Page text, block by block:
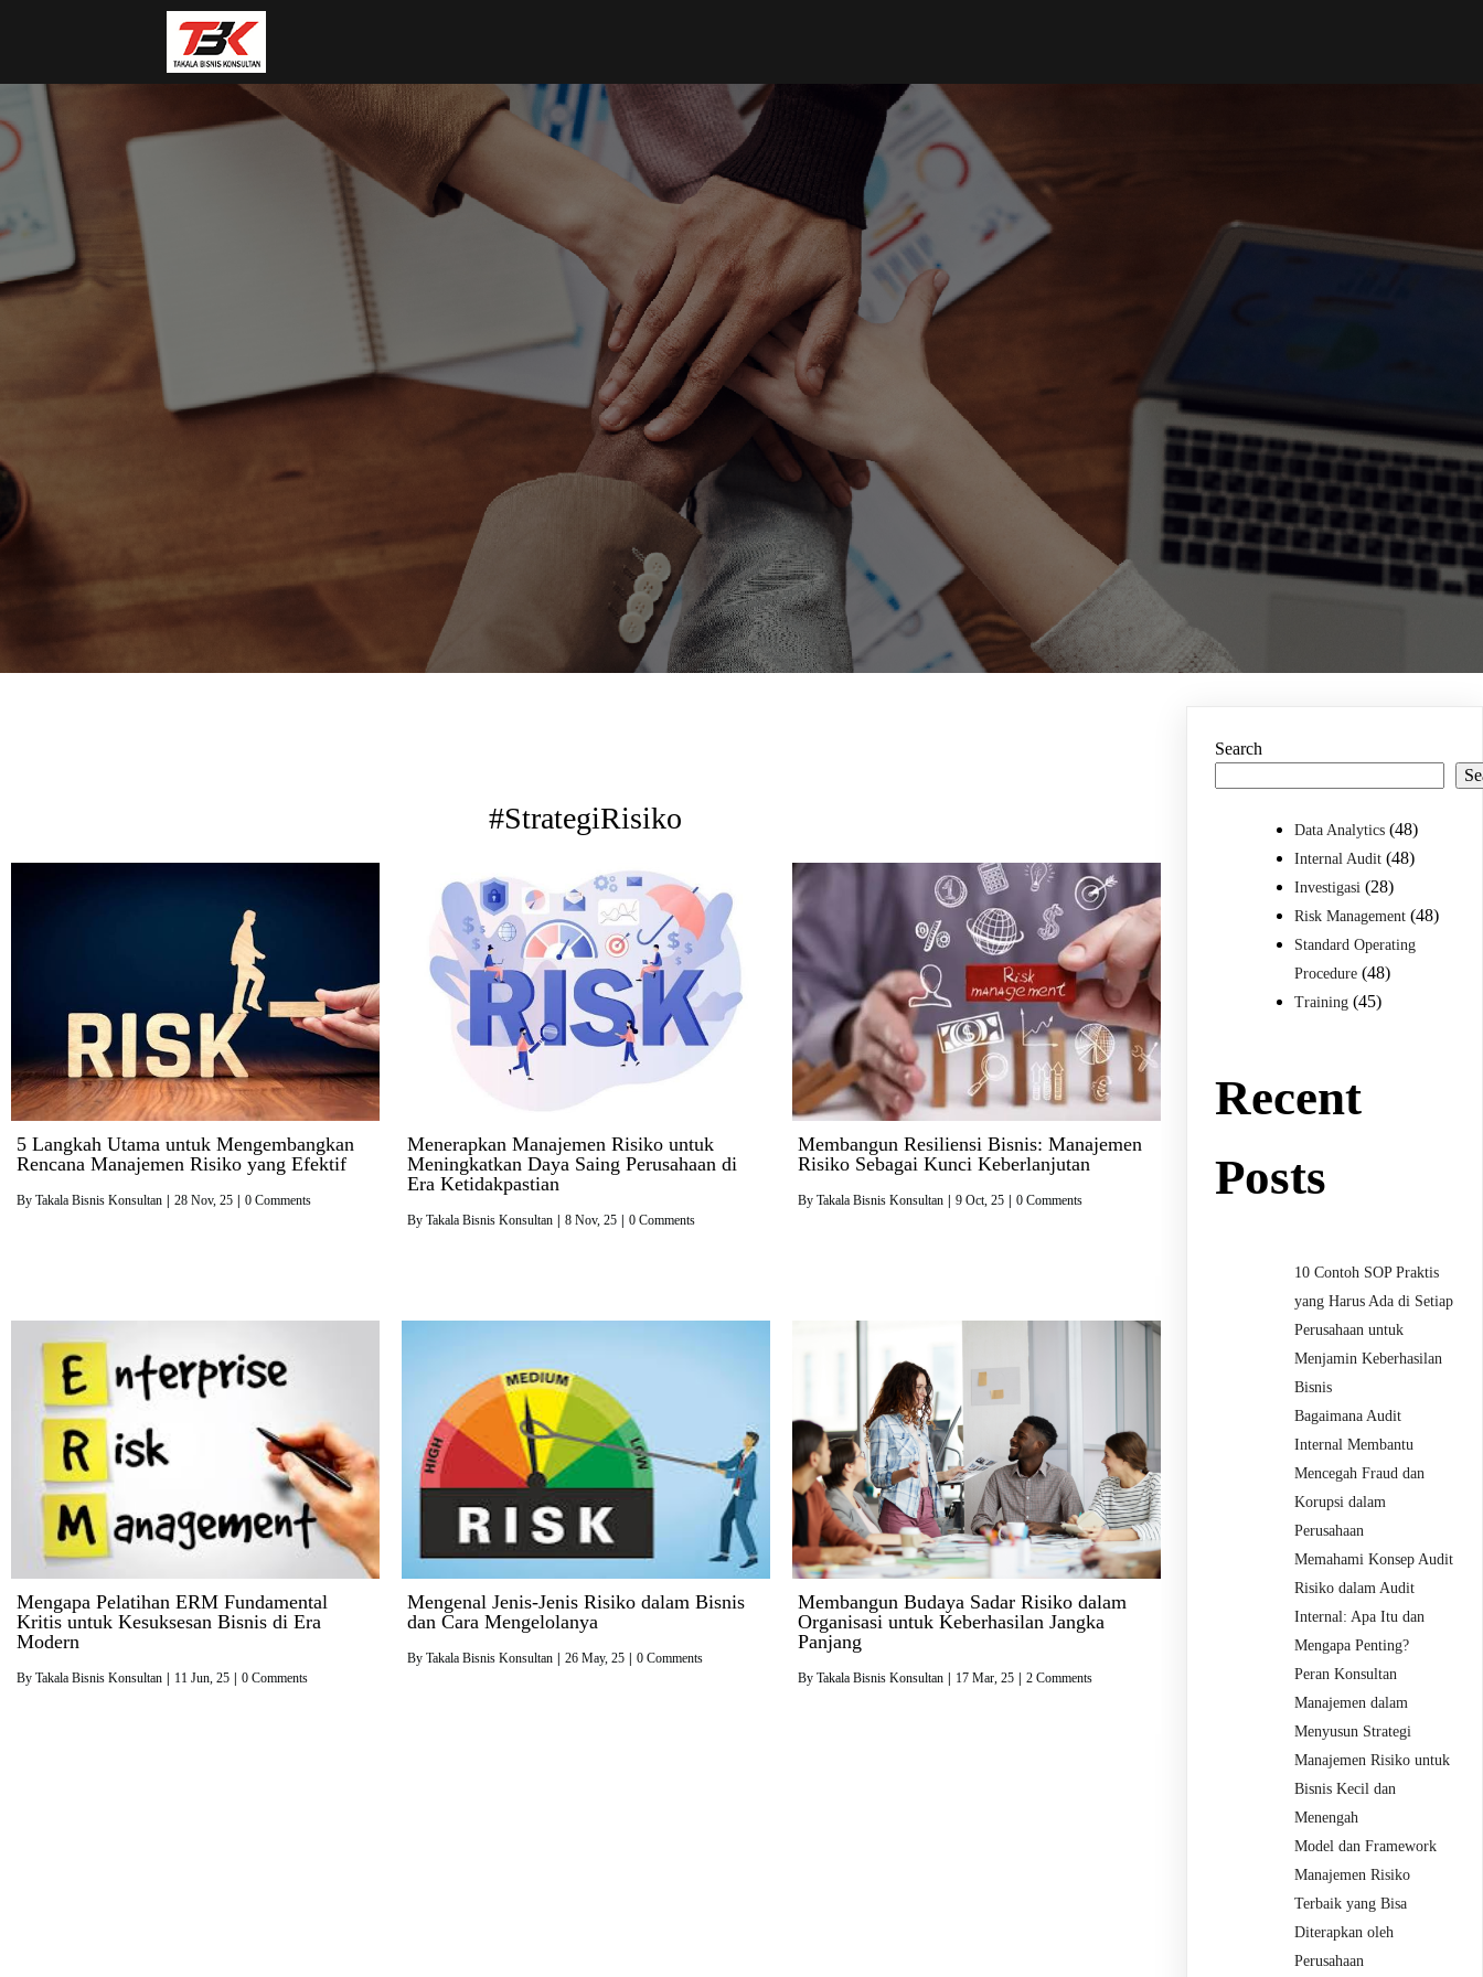
#StrategiRisiko
5 Langkah Utama untuk Mengembangkan
Rencana Manajemen Risiko yang Efektif
By Takala Bisnis Konsultan 28 Nov, 25 0 Comments
Menerapkan Manajemen Risiko untuk
Meningkatkan Daya Saing Perusahaan di
Era Ketidakpastian
By Takala Bisnis Konsultan 8 Nov, 25 0 Comments
Membangun Resiliensi Bisnis: Manajemen
Risiko Sebagai Kunci Keberlanjutan
By Takala Bisnis Konsultan 9 Oct, 25 0 Comments
Mengapa Pelatihan ERM Fundamental
Kritis untuk Kesuksesan Bisnis di Era
Modern
By Takala Bisnis Konsultan | 11 Jun, 25 | 0 Comments
Mengenal Jenis-Jenis Risiko dalam Bisnis
dan Cara Mengelolanya
By Takala Bisnis Konsultan | 26 May, 25 | 0 Comments
Membangun Budaya Sadar Risiko dalam
Organisasi untuk Keberhasilan Jangka
Panjang
By Takala Bisnis Konsultan | 17 Mar, 25 | 2 Comments
Search
Data Analytics (48)
Internal Audit (48)
Investigasi (28)
Risk Management (48)
Standard Operating
Procedure (48)
Training (45)
Recent
Posts
10 Contoh SOP Praktis
yang Harus Ada di Setiap
Perusahaan untuk
Menjamin Keberhasilan
Bisnis
Bagaimana Audit
Internal Membantu
Mencegah Fraud dan
Korupsi dalam
Perusahaan
Memahami Konsep Audit
Risiko dalam Audit
Internal: Apa Itu dan
Mengapa Penting?
Peran Konsultan
Manajemen dalam
Menyusun Strategi
Manajemen Risiko untuk
Bisnis Kecil dan
Menengah
Model dan Framework
Manajemen Risiko
Terbaik yang Bisa
Diterapkan oleh
Perusahaan